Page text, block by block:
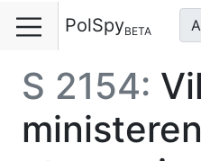
PolSpyBETA
S 2154: Vil